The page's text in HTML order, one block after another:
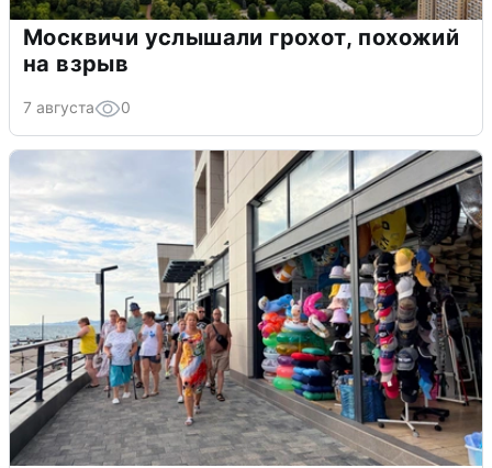
Москвичи услышали грохот, похожий
на взрыв
7 августа 0